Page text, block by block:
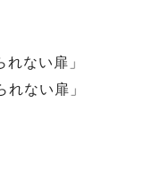
ない扉」
ない扉」